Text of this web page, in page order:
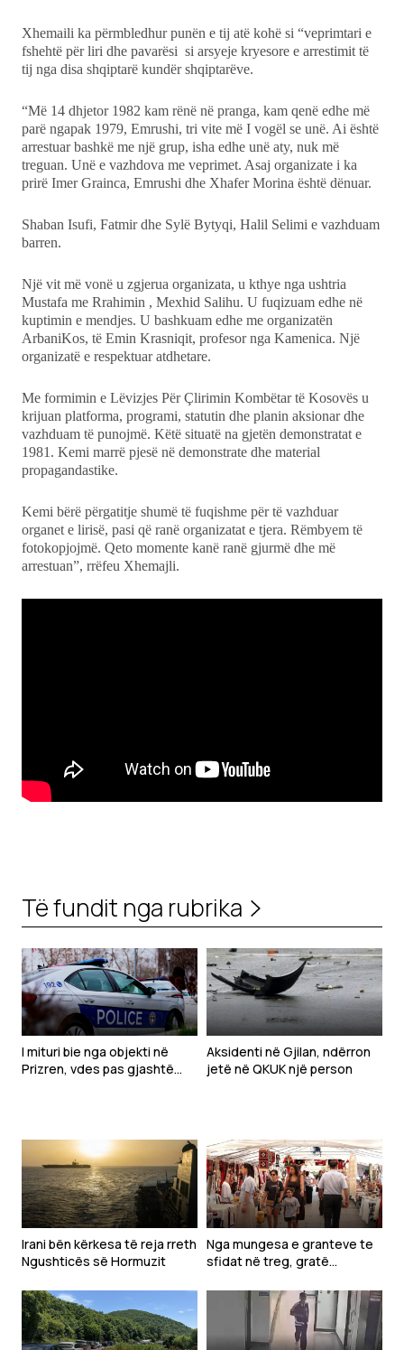
Xhemaili ka përmbledhur punën e tij atë kohë si “veprimtari e
fshehtë për liri dhe pavarësi si arsyeje kryesore e arrestimit të
tij nga disa shqiptarë kundër shqiptarëve.
“Më 14 dhjetor 1982 kam rënë në pranga, kam qenë edhe më
parë ngapak 1979, Emrushi, tri vite më I vogël se unë. Ai është
arrestuar bashkë me një grup, isha edhe unë aty, nuk më
treguan. Unë e vazhdova me veprimet. Asaj organizate i ka
prirë Imer Grainca, Emrushi dhe Xhafer Morina është dënuar.
Shaban Isufi, Fatmir dhe Sylë Bytyqi, Halil Selimi e vazhduam
barren.
Një vit më vonë u zgjerua organizata, u kthye nga ushtria
Mustafa me Rrahimin , Mexhid Salihu. U fuqizuam edhe në
kuptimin e mendjes. U bashkuam edhe me organizatën
ArbaniKos, të Emin Krasniqit, profesor nga Kamenica. Një
organizatë e respektuar atdhetare.
Me formimin e Lëvizjes Për Çlirimin Kombëtar të Kosovës u
krijuan platforma, programi, statutin dhe planin aksionar dhe
vazhduam të punojmë. Këtë situatë na gjetën demonstratat e
1981. Kemi marrë pjesë në demonstrate dhe material
propagandastike.
Kemi bërë përgatitje shumë të fuqishme për të vazhduar
organet e lirisë, pasi që ranë organizatat e tjera. Rëmbyem të
fotokopjojmë. Qeto momente kanë ranë gjurmë dhe më
arrestuan”, rrëfeu Xhemajli.
Të fundit nga rubrika
I mituri bie nga objekti në
Prizren, vdes pas gjashtë
Aksidenti në Gjilan, ndërron
jetë në QKUK një person
Irani bën kërkesa të reja rreth
Ngushticës së Hormuzit
Nga mungesa e granteve te
sfidat në treg, gratë
shumë mbështetje